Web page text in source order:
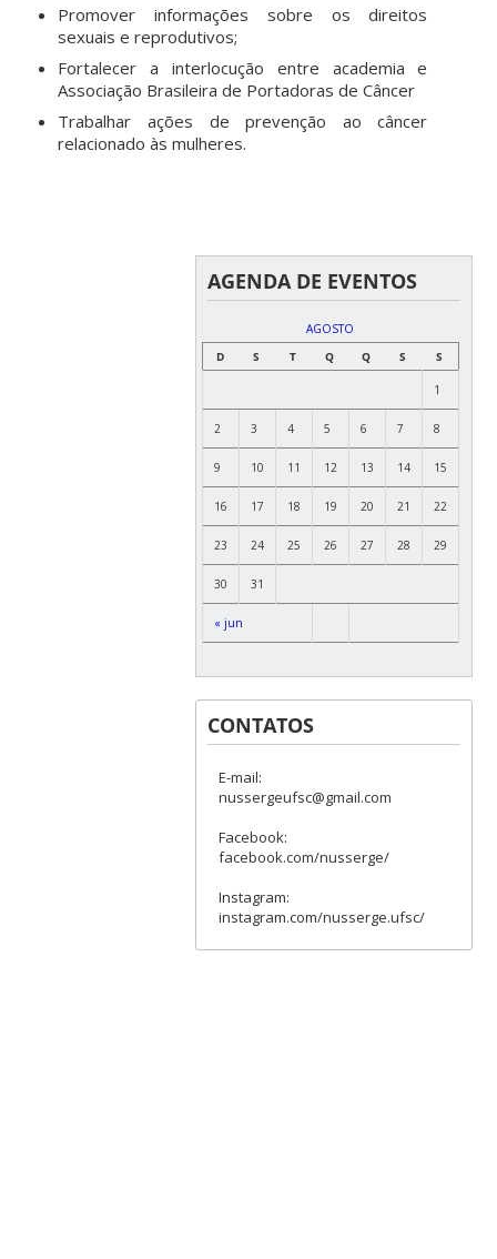
Promover informações sobre os direitos
sexuais e reprodutivos;
Fortalecer a interlocução entre academia e
Associação Brasileira de Portadoras de Câncer
Trabalhar ações de prevenção ao câncer
relacionado às mulheres.
AGENDA DE EVENTOS
AGOSTO
D
S T Q Q S S
« jun
1
2 3 4 5 6 7 8
9 10 11 12 13 14 15
16 17 18 19 20 21 22
23 24 25 26 27 28 29
30 31
CONTATOS
E-mail:
nussergeufsc@gmail.com
Facebook:
facebook.com/nusserge/
Instagram:
instagram.com/nusserge.ufsc/